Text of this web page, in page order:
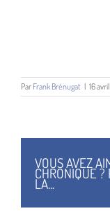
Par Frank Brénugat | 16
VOUS AVEZ
CHRONIQUE ?
LA...